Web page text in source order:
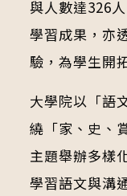
與人數達326
學習成果，亦
驗，為學生開
大學院以「語
繞「家、史、
主題舉辦多樣
學習語文與溝